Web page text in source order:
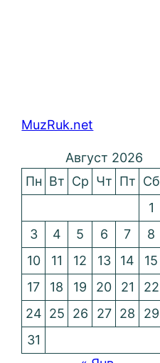
MuzRuk.net
Август 2026
Пн Вт Ср Чт Пт Сб
1
3
4 5 6 7 8
10
11 12 13 14 15
17
18 19 20 21 22
24 25 26 27 28 29
31